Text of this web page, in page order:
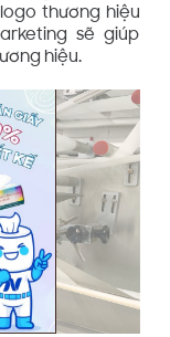
thương hiệu
sẽ giúp
hiệu.